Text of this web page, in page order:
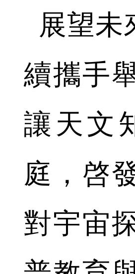
展望未
續攜手
讓天文
庭，啓
對宇宙